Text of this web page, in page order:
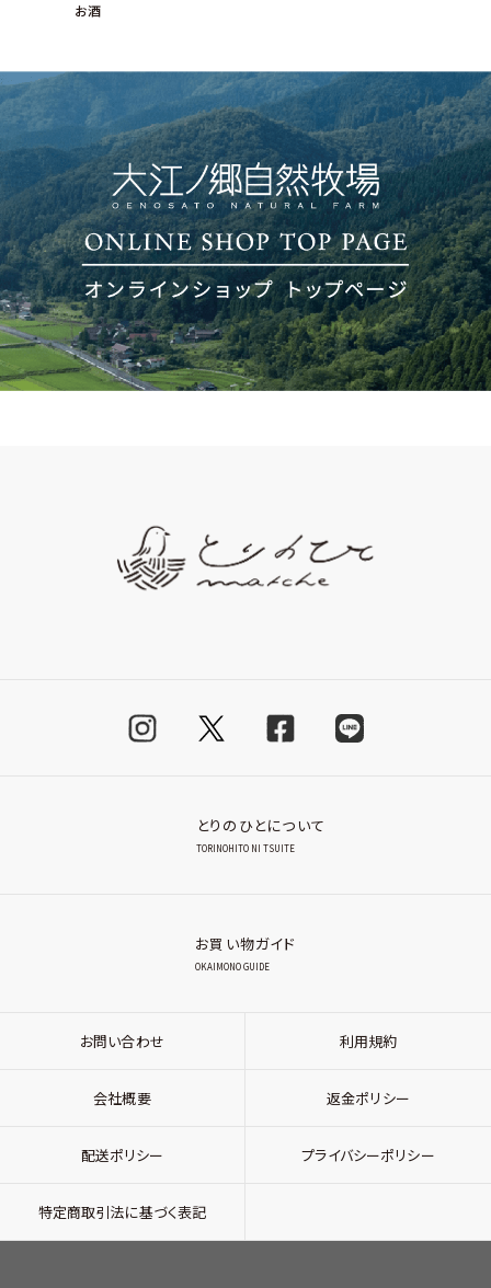
お酒
とりのひとについて
TORINOHITO NI TSUITE
お買い物ガイド
OKAIMONO GUIDE
お問い合わせ 利用規約
会社概要 返金ポリシー
配送ポリシー プライバシーポリシー
特定商取引法に基づく表記